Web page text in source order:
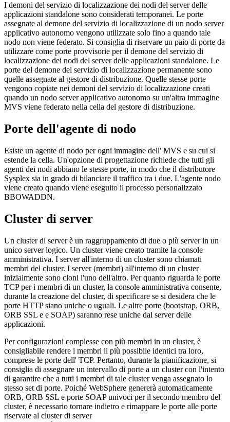
I demoni del servizio di localizzazione dei nodi del server delle
applicazioni standalone sono considerati temporanei. Le porte
assegnate al demone del servizio di localizzazione di un nodo server
applicativo autonomo vengono utilizzate solo fino a quando tale
nodo non viene federato. Si consiglia di riservare un paio di porte da
utilizzare come porte provvisorie per il demone del servizio di
localizzazione dei nodi del server delle applicazioni standalone. Le
porte del demone del servizio di localizzazione permanente sono
quelle assegnate al gestore di distribuzione. Quelle stesse porte
vengono copiate nei demoni del servizio di localizzazione creati
quando un nodo server applicativo autonomo su un'altra immagine
MVS viene federato nella cella del gestore di distribuzione.
Porte dell'agente di nodo
Esiste un agente di nodo per ogni immagine dell' MVS e su cui si
estende la cella. Un'opzione di progettazione richiede che tutti gli
agenti dei nodi abbiano le stesse porte, in modo che il distributore
Sysplex sia in grado di bilanciare il traffico tra i due. L'agente nodo
viene creato quando viene eseguito il processo personalizzato
BBOWADDN.
Cluster di server
Un cluster di server è un raggruppamento di due o più server in un
unico server logico. Un cluster viene creato tramite la console
amministrativa. I server all'interno di un cluster sono chiamati
membri del cluster. I server (membri) all'interno di un cluster
inizialmente sono cloni l'uno dell'altro. Per quanto riguarda le porte
TCP per i membri di un cluster, la console amministrativa consente,
durante la creazione del cluster, di specificare se si desidera che le
porte HTTP siano uniche o uguali. Le altre porte (bootstrap, ORB,
ORB SSL e e SOAP) saranno rese uniche dal server delle
applicazioni.
Per configurazioni complesse con più membri in un cluster, è
consigliabile rendere i membri il più possibile identici tra loro,
comprese le porte dell' TCP. Pertanto, durante la pianificazione, si
consiglia di assegnare un intervallo di porte a un cluster con l'intento
di garantire che a tutti i membri di tale cluster venga assegnato lo
stesso set di porte. Poiché WebSphere genererà automaticamente
ORB, ORB SSL e porte SOAP univoci per il secondo membro del
cluster, è necessario tornare indietro e rimappare le porte alle porte
riservate al cluster di server